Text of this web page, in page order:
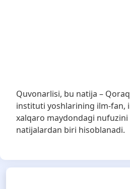
Quvonarlisi, bu natija –
instituti yoshlarining ilm-fan,
xalqaro maydondagi nufuzini
natijalardan biri hisoblanadi.